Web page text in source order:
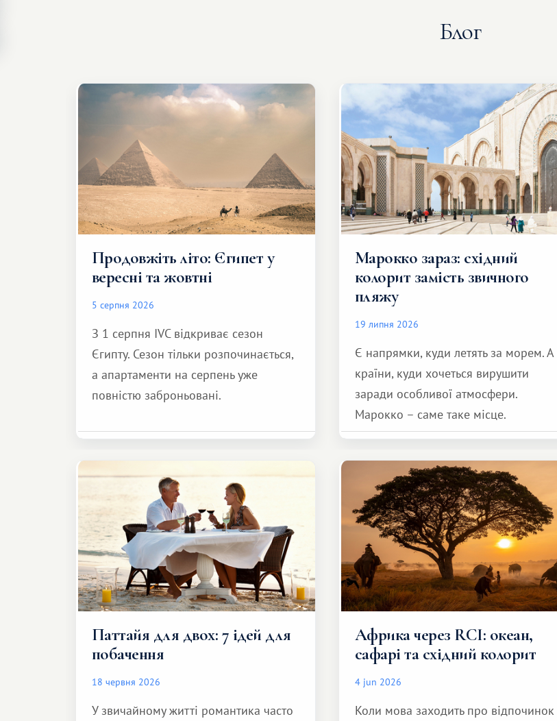
Блог
Продовжіть літо: Єгипет у
вересні та жовтні
5 серпня 2026
З 1 серпня IVC відкриває сезон
Єгипту. Сезон тільки розпочинається,
а апартаменти на серпень уже
повністю заброньовані.
Марокко зараз: східний
колорит замість звичного
пляжу
19 липня 2026
Є напрямки, куди летять за морем. А
країни, куди хочеться вирушити
заради особливої ​​атмосфери.
Марокко – саме таке місце.
Паттайя для двох: 7 ідей для
побачення
18 червня 2026
У звичайному житті романтика часто
Африка через RCI: океан,
сафарі та східний колорит
4 jun 2026
Коли мова заходить про відпочинок